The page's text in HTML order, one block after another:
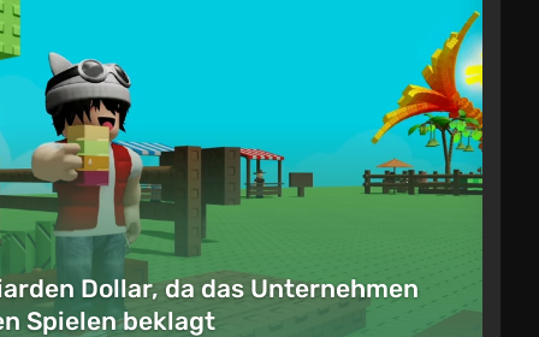
Dollar, da das Unternehmen
Spielen beklagt